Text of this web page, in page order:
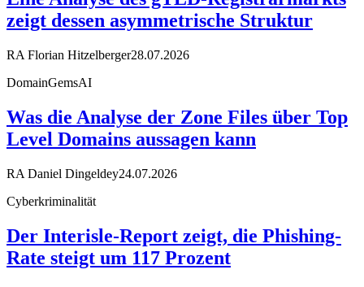
zeigt dessen asymmetrische Struktur
RA Florian Hitzelberger28.07.2026
DomainGemsAI
Was die Analyse der Zone Files über Top
Level Domains aussagen kann
RA Daniel Dingeldey24.07.2026
Cyberkriminalität
Der Interisle-Report zeigt, die Phishing-
Rate steigt um 117 Prozent